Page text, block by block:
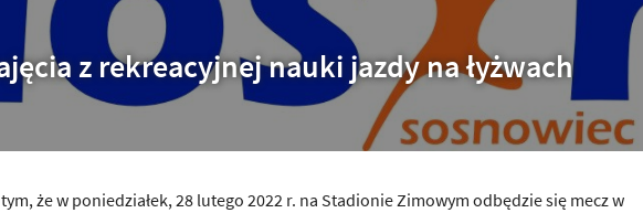
z rekreacyjnej nauki jazdy na łyżwach
że w poniedziałek,28 lutego 2022 r. na Stadionie Zimowym odbędzie się mecz w